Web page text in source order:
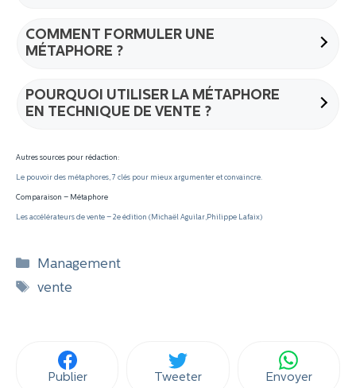
COMMENT FORMULER UNE
MÉTAPHORE ?
POURQUOI UTILISER LA MÉTAPHORE
EN TECHNIQUE DE VENTE ?
Autres sources pour rédaction:
Le pouvoir des métaphores, 7 clés pour mieux argumenter et convaincre.
Comparaison – Métaphore
Les accélérateurs de vente – 2e édition (Michaël Aguilar,Philippe Lafaix)
Catégories
Management
Étiquettes
vente
Publier Tweeter Envoyer